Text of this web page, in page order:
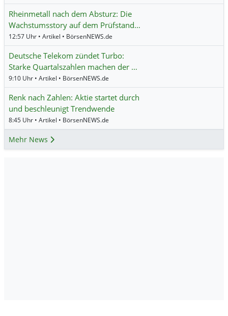
Rheinmetall nach dem Absturz: Die
Wachstumsstory auf dem Prüfstand…
12:57 Uhr • Artikel • BörsenNEWS.de
Deutsche Telekom zündet Turbo:
Starke Quartalszahlen machen der …
9:10 Uhr • Artikel • BörsenNEWS.de
Renk nach Zahlen: Aktie startet durch
und beschleunigt Trendwende
8:45 Uhr • Artikel • BörsenNEWS.de
Mehr News